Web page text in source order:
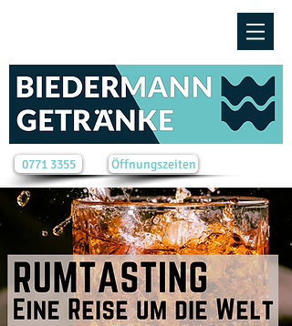
0771 3355 Öffnungszeiten